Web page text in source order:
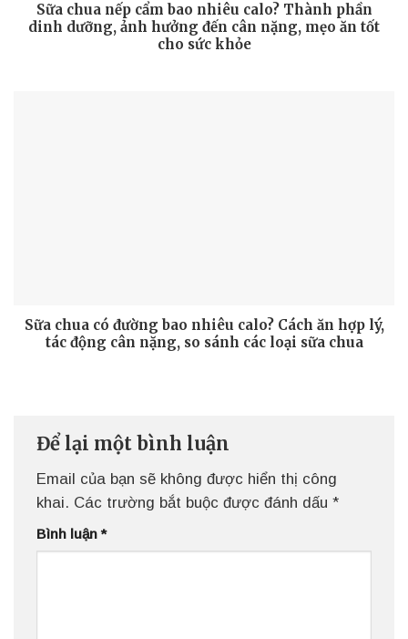
Sữa chua nếp cẩm bao nhiêu calo? Thành phần
dinh dưỡng, ảnh hưởng đến cân nặng, mẹo ăn tốt
cho sức khỏe
Sữa chua có đường bao nhiêu calo? Cách ăn hợp lý,
tác động cân nặng, so sánh các loại sữa chua
Để lại một bình luận
Email của bạn sẽ không được hiển thị công
khai. Các trường bắt buộc được đánh dấu *
Bình luận*